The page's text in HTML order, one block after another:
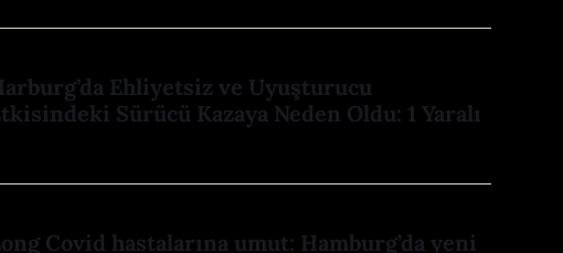
Ehliyetsiz ve Uyuşturucu
Sürücü Kazaya Neden Oldu: 1 Yaralı
Covid hastalarına umut: Hamburg’da yeni